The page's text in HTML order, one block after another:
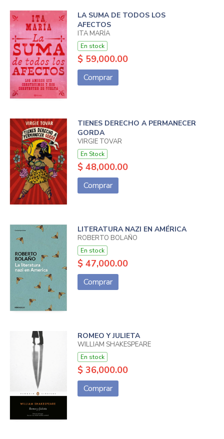
LA SUMA DE TODOS LOS
AFECTOS
ITA MARÍA
En stock
$ 59,000.00
Comprar
TIENES DERECHO A PERMANECER
GORDA
VIRGIE TOVAR
En Stock
$ 48,000.00
Comprar
LITERATURA NAZI EN AMÉRICA
ROBERTO BOLAÑO
En stock
$ 47,000.00
Comprar
ROMEO Y JULIETA
WILLIAM SHAKESPEARE
En stock
$ 36,000.00
Comprar